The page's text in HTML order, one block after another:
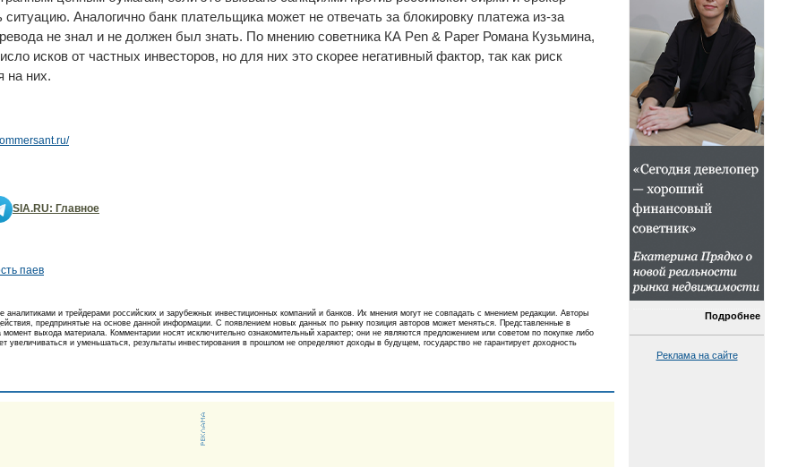
ситуацию. Аналогично банк плательщика может не отвечать за блокировку платежа из-за
не знал и не должен был знать. По мнению советника КА Pen & Paper Романа Кузьмина,
исков от частных инвесторов, но для них это скорее негативный фактор, так как риск
на них.
SIA.RU: Главное
паев
и трейдерами российских и зарубежных инвестиционных компаний и банков. Их мнения могут не совпадать с мнением редакции. Авторы
предпринятые на основе данной информации. С появлением новых данных по рынку позиция авторов может меняться. Представленные в
выхода материала. Комментарии носят исключительно ознакомительный характер; они не являются предложением или советом по покупке либо
увеличиваться и уменьшаться, результаты инвестирования в прошлом не определяют доходы в будущем, государство не гарантирует доходность
Подробнее
Реклама на сайте